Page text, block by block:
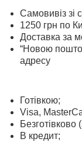
Самовивіз зі
1250 грн по
Доставка за
“Новою
адресу
Готівкою;
Visa,
В кредит;